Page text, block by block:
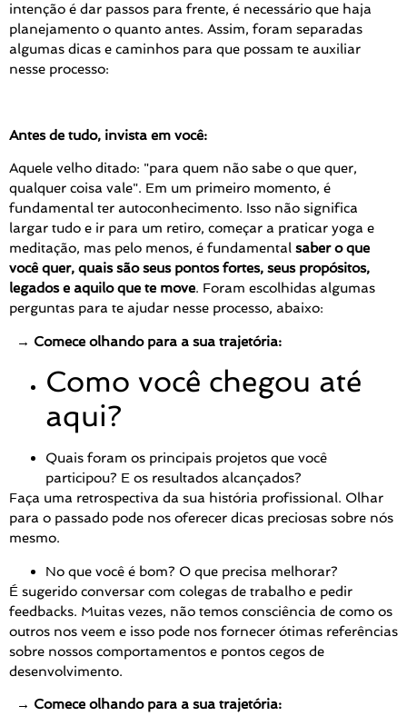
intenção é dar passos para frente, é necessário que haja
planejamento o quanto antes. Assim, foram separadas
algumas dicas e caminhos para que possam te auxiliar
nesse processo:
Antes de tudo, invista em você:
Aquele velho ditado: "para quem não sabe o que quer,
qualquer coisa vale". Em um primeiro momento, é
fundamental ter autoconhecimento. Isso não significa
largar tudo e ir para um retiro, começar a praticar yoga e
meditação, mas pelo menos, é fundamental saber o que
você quer, quais são seus pontos fortes, seus propósitos,
legados e aquilo que te move. Foram escolhidas algumas
perguntas para te ajudar nesse processo, abaixo:
→ Comece olhando para a sua trajetória:
Como você chegou até
aqui?
Quais foram os principais projetos que você
participou? E os resultados alcançados?
Faça uma retrospectiva da sua história profissional. Olhar
para o passado pode nos oferecer dicas preciosas sobre nós
mesmo.
No que você é bom? O que precisa melhorar?
É sugerido conversar com colegas de trabalho e pedir
feedbacks. Muitas vezes, não temos consciência de como os
outros nos veem e isso pode nos fornecer ótimas referências
sobre nossos comportamentos e pontos cegos de
desenvolvimento.
→ Comece olhando para a sua trajetória: